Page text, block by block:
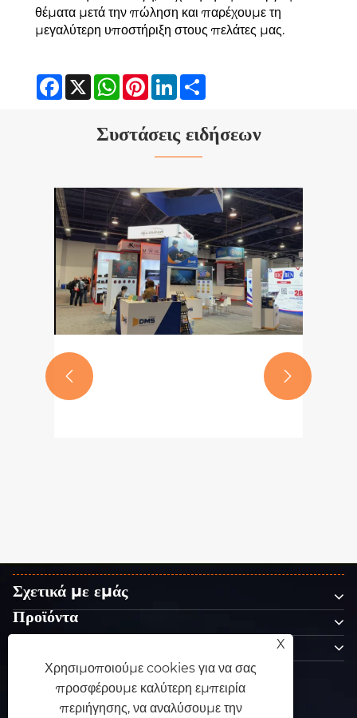
θέματα μετά την πώληση και παρέχουμε τη
μεγαλύτερη υποστήριξη στους πελάτες μας.
Facebook
X WhatsAppPinterestLinkedIn
Συστάσεις ειδήσεων
Τα Abrasives DMS ενισχύουν την
παγκόσμια παρουσία στην αγορά
με την επιτυχημένη έκθεση στο
 
Σχετικά με εμάς
Προϊόντα
ΑΚΟΛΟΥΘΗΣΕ ΜΑΣ
X
Χρησιμοποιούμε cookies για να σας
προσφέρουμε καλύτερη εμπειρία
περιήγησης, να αναλύσουμε την